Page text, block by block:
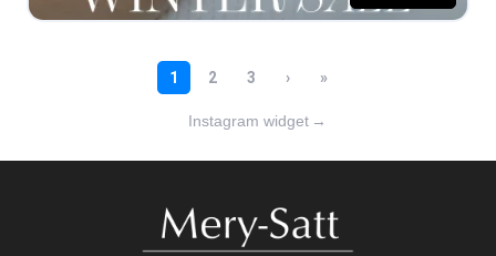
Instagram widget →